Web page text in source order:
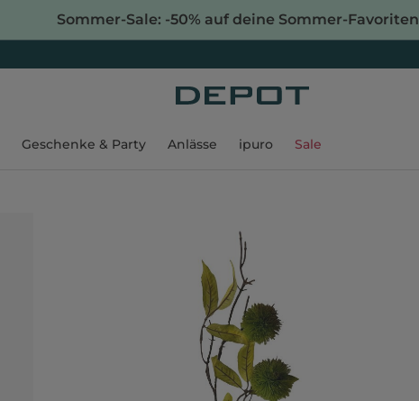
Sommer-Sale: -50% auf deine Sommer-Favoriten
Geschenke & Party Anlässe ipuro Sale